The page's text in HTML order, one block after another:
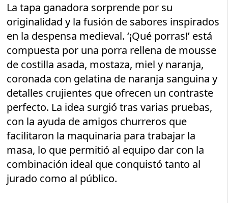
La tapa ganadora sorprende por su
originalidad y la fusión de sabores inspirados
en la despensa medieval. ‘¡Qué porras!’ está
compuesta por una porra rellena de mousse
de costilla asada, mostaza, miel y naranja,
coronada con gelatina de naranja sanguina y
detalles crujientes que ofrecen un contraste
perfecto. La idea surgió tras varias pruebas,
con la ayuda de amigos churreros que
facilitaron la maquinaria para trabajar la
masa, lo que permitió al equipo dar con la
combinación ideal que conquistó tanto al
jurado como al público.